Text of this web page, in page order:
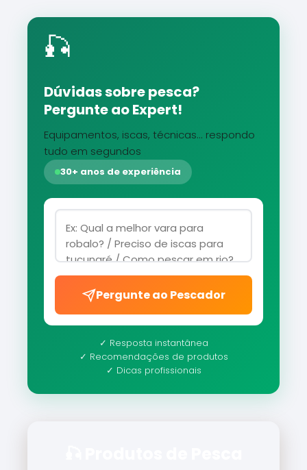
🎣
Dúvidas sobre pesca?
Pergunte ao Expert!
Equipamentos, iscas, técnicas... respondo
tudo em segundos
30+ anos de experiência
Pergunte ao Pescador
✓ Resposta instantânea
✓ Recomendações de produtos
✓ Dicas profissionais